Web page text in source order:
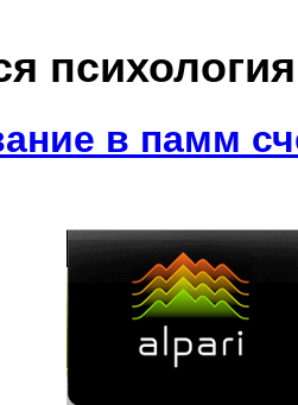
в памм